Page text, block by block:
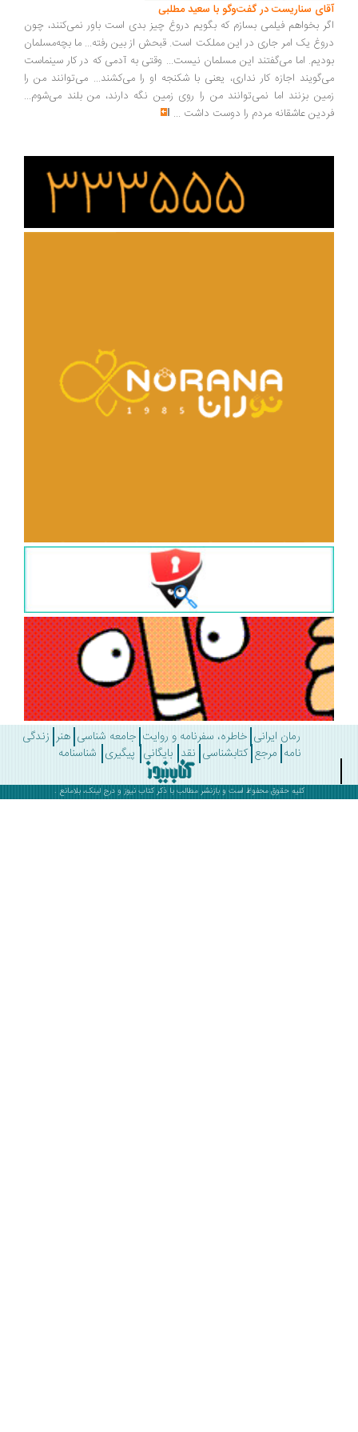
سناریست در گفت‌وگو با سعید مطلبی
بخواهم فیلمی بسازم که بگویم دروغ چیز بدی است باور نمی‌کنند، چون
یک امر جاری در این مملکت است. قبحش از بین رفته... ما بچه‌مسلمان
اما می‌گفتند این مسلمان نیست... وقتی به آدمی که در کار سینماست
اجازه کار نداری، یعنی با شکنجه او را می‌کشند... می‌توانند من را
بزنند اما نمی‌توانند من را روی زمین نگه دارند، من بلند می‌شوم...
عاشقانه مردم را دوست داشت ...
رمان ایرانی خاطره، سفرنامه و روایت جامعه شناسی هنر زندگی
مرجع کتابشناسی نقد بایگانی پیگیری شناسنامه
کلیه حقوق محفوظ است و بازنشر مطالب با ذکرکتاب نیوز و درج لینک، بلامانع .